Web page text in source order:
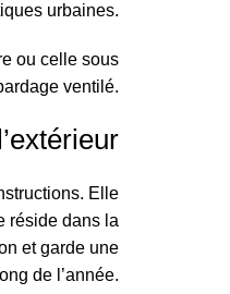
urbaines.
ou celle sous
ventilé.
Elle
réside dans la
et garde une
de l’année.